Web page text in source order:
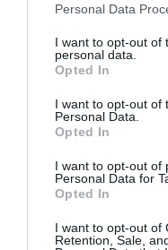
Personal Data
I want to opt-out of
personal data.
Opted In
I want to opt-out of
Personal Data.
Opted In
I want to opt-out of
Personal Data for
Opted In
I want to opt-out of
Retention, Sale,
ένα τεχνητό µε άκρως
«ψαρέψει» σε τέτοια
εγγυηµένο!
Anglermania LTD